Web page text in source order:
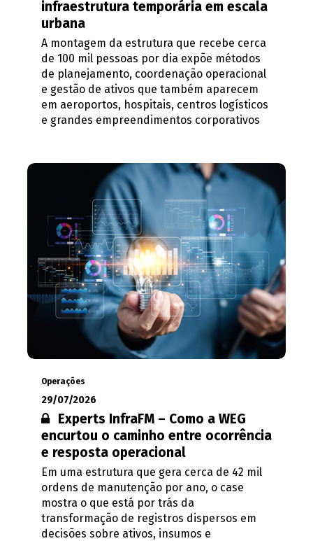
infraestrutura temporária em escala
urbana
A montagem da estrutura que recebe cerca
de 100 mil pessoas por dia expõe métodos
de planejamento, coordenação operacional
e gestão de ativos que também aparecem
em aeroportos, hospitais, centros logísticos
e grandes empreendimentos corporativos
Operações
29/07/2026
Conteúdo restrito:
Experts InfraFM – Como a WEG
encurtou o caminho entre ocorrência
e resposta operacional
Em uma estrutura que gera cerca de 42 mil
ordens de manutenção por ano, o case
mostra o que está por trás da
transformação de registros dispersos em
decisões sobre ativos, insumos e